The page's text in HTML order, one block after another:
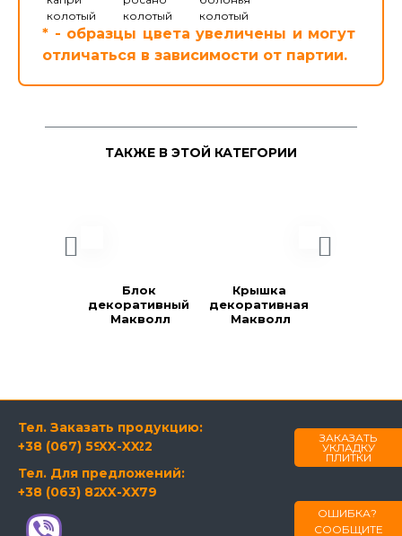
колотый
колотый
колотый
* - образцы цвета увеличены и могут
отличаться в зависимости от партии.
ТАКЖЕ В ЭТОЙ КАТЕГОРИИ
Блок
декоративный
Макволл
Крышка
декоративная
Макволл
Тел. Заказать продукцию:
+38 (067) 594-21-22
XX-XX
Тел. Для предложений:
+38 (063) 820-60-79
XX-XX
ЗАКАЗАТЬ
УКЛАДКУ
ПЛИТКИ
ОШИБКА?
СООБЩИТЕ